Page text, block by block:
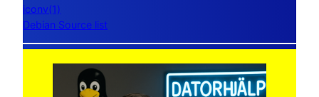
iconv(1)
Debian Source list